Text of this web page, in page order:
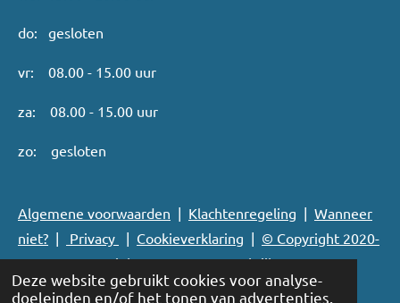
Deze website gebruikt cookies voor analyse-
doeleinden en/of het tonen van advertenties.
do: gesloten
vr: 08.00 - 15.00 uur
za: 08.00 - 15.00 uur
zo: gesloten
Algemene voorwaarden | Klachtenregeling | Wanneer
niet? | Privacy | Cookieverklaring | © Copyright 2020-
2026 - Best Fysiek Sportmassagepraktijk
Powered byJouwWeb